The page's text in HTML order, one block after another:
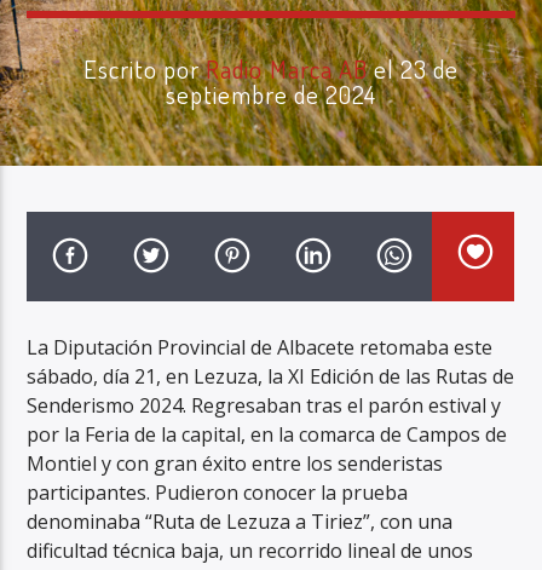
Canción actual
Radio Marca
Albacete
Radio Marca AB
Escrito porRadio Marca ABel 23 de
septiembre de 2024
La Diputación Provincial de Albacete retomaba este
sábado, día 21, en Lezuza, la XI Edición de las Rutas de
Senderismo 2024. Regresaban tras el parón estival y
por la Feria de la capital, en la comarca de Campos de
Montiel y con gran éxito entre los senderistas
participantes. Pudieron conocer la prueba
denominaba “Ruta de Lezuza a Tiriez”, con una
dificultad técnica baja, un recorrido lineal de unos